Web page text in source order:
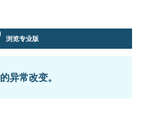
浏览专业版
异常改变。